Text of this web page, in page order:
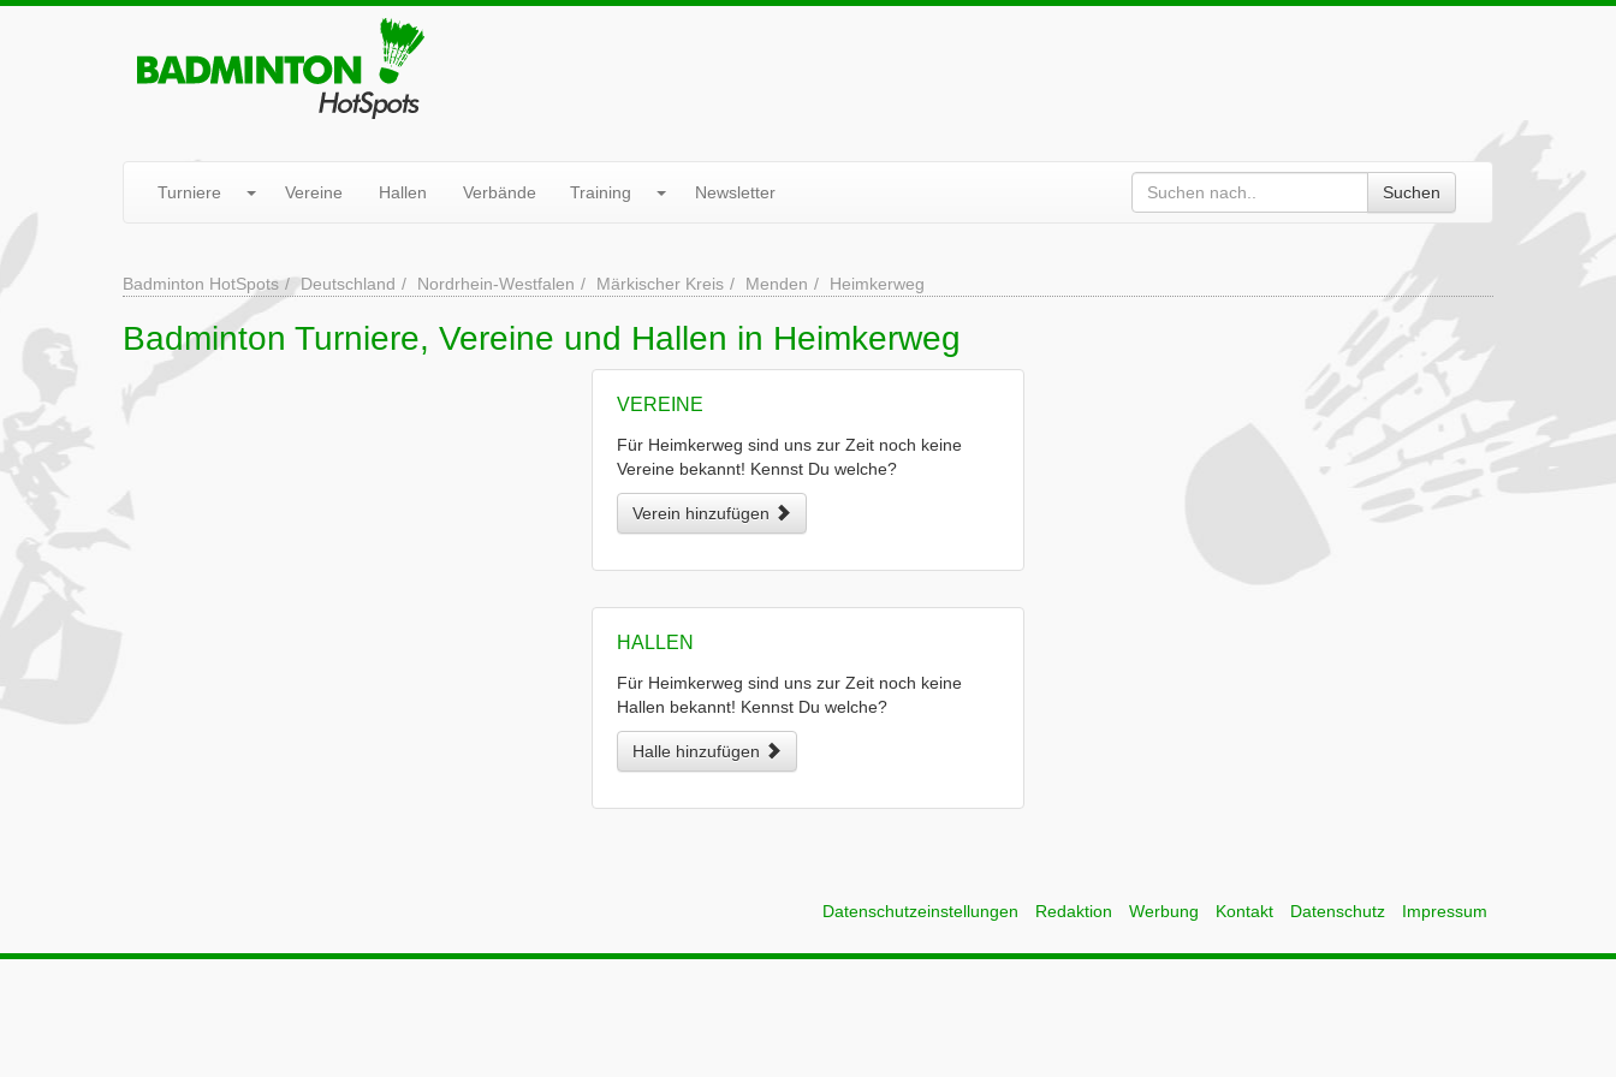
Turniere Vereine Hallen Verbände Training Newsletter Suchen
Badminton HotSpots Deutschland Nordrhein-Westfalen Märkischer Kreis Menden Heimkerweg
Badminton Turniere, Vereine und Hallen in Heimkerweg
VEREINE
Für Heimkerweg sind uns zur Zeit noch keine
Vereine bekannt! Kennst Du welche?
Verein hinzufügen
HALLEN
Für Heimkerweg sind uns zur Zeit noch keine
Hallen bekannt! Kennst Du welche?
Halle hinzufügen
Datenschutzeinstellungen Redaktion Werbung Kontakt Datenschutz Impressum